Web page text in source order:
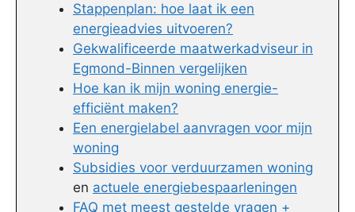
Stappenplan: hoe laat ik een
energieadvies uitvoeren?
Gekwalificeerde maatwerkadviseur in
Egmond-Binnen vergelijken
Hoe kan ik mijn woning energie-
efficiënt maken?
Een energielabel aanvragen voor mijn
woning
Subsidies voor verduurzamen woning
en actuele energiebespaarleningen
FAQ met meest gestelde vragen +